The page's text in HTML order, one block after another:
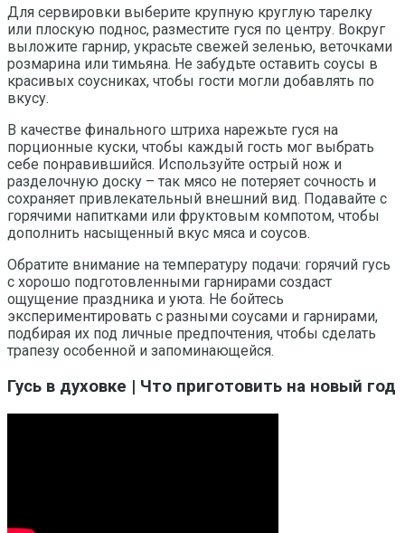
Для сервировки выберите крупную круглую тарелку
или плоскую поднос, разместите гуся по центру. Вокруг
выложите гарнир, украсьте свежей зеленью, веточками
розмарина или тимьяна. Не забудьте оставить соусы в
красивых соусниках, чтобы гости могли добавлять по
вкусу.
В качестве финального штриха нарежьте гуся на
порционные куски, чтобы каждый гость мог выбрать
себе понравившийся. Используйте острый нож и
разделочную доску – так мясо не потеряет сочность и
сохраняет привлекательный внешний вид. Подавайте с
горячими напитками или фруктовым компотом, чтобы
дополнить насыщенный вкус мяса и соусов.
Обратите внимание на температуру подачи: горячий гусь
с хорошо подготовленными гарнирами создаст
ощущение праздника и уюта. Не бойтесь
экспериментировать с разными соусами и гарнирами,
подбирая их под личные предпочтения, чтобы сделать
трапезу особенной и запоминающейся.
Гусь в духовке | Что приготовить на новый год